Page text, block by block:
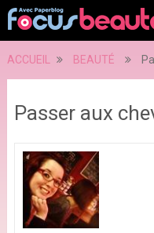
ACCUEIL BEAUTÉ
Passer aux